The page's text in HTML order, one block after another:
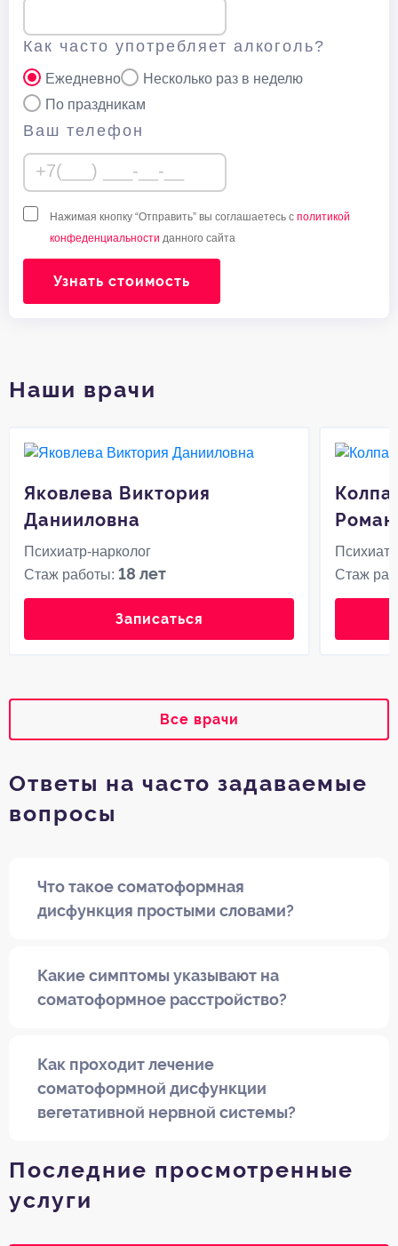
Как часто употребляет алкоголь?
Ежедневно
Несколько раз в неделю
По праздникам
Ваш телефон
Нажимая кнопку “Отправить” вы соглашаетесь с политикой
конфеденциальности данного сайта
Узнать стоимость
Наши врачи
Яковлева Виктория
Данииловна
Психиатр-нарколог
Стаж работы:18 лет
Записаться
Стаж
Все врачи
Ответы на часто задаваемые
вопросы
Что такое соматоформная
дисфункция простыми словами?
Какие симптомы указывают на
соматоформное расстройство?
Как проходит лечение
соматоформной дисфункции
вегетативной нервной системы?
Последние просмотренные
услуги